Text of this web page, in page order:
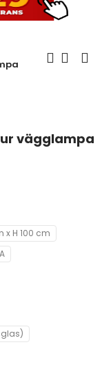
vägglampa
x H 100 cm